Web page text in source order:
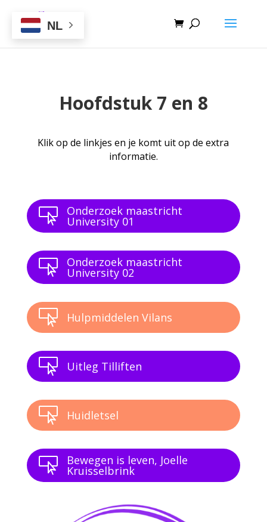
Hoofdstuk 7 en 8
Klik op de linkjes en je komt uit op de extra
informatie.
 Onderzoek maastricht
University 01
 Onderzoek maastricht
University 02
 Hulpmiddelen Vilans
 Uitleg Tilliften
 Huidletsel
 Bewegen is leven, Joelle
Kruisselbrink
NL